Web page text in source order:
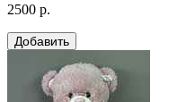
2500 р.